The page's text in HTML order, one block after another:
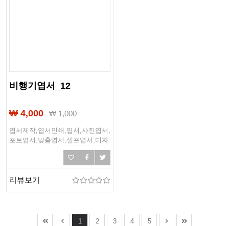
비행기엽서_12
₩ 4,000 ₩1,000
엽서제작,엽서인쇄,엽서,사진엽서,
포토엽서,맞춤엽서,셀프엽서,디자
인엽서,국가엽서,나라엽서,세계나
라,유럽엽서,인테리어엽서,여행엽
서,랜드마크,관광지엽서,추억엽서,
트래블엽서
리뷰보기
1 2 3 4 5